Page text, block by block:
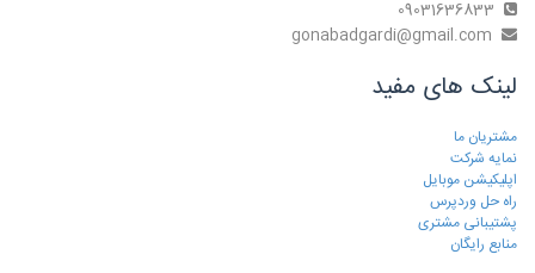
لینک های مفید
مشتریان ما
نمایه شرکت
اپلیکیشن موبایل
راه حل وردپرس
پشتیبانی مشتری
منابع رایگان